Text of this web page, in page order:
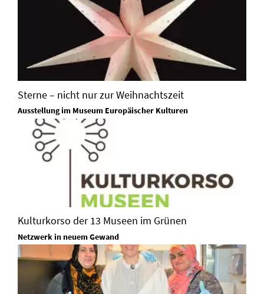
Sterne – nicht nur zur Weihnachtszeit
Ausstellung im Museum Europäischer Kulturen
Kulturkorso der 13 Museen im Grünen
Netzwerk in neuem Gewand